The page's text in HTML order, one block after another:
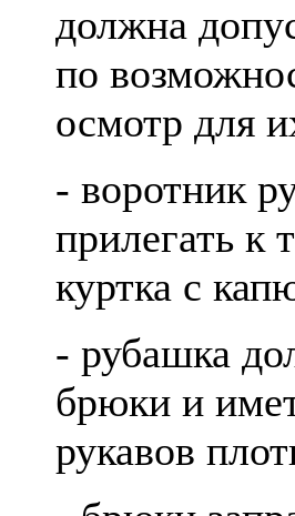
должна
по
осмотр для
- воротник
прилегать к
куртка с
- рубашка
брюки и
рукавов